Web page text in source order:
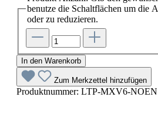
benutze die Schaltflächen um die
oder zu reduzieren.
In den Warenkorb
Zum Merkzettel hinzufügen
Produktnummer: LTP-MXV6-NOEN